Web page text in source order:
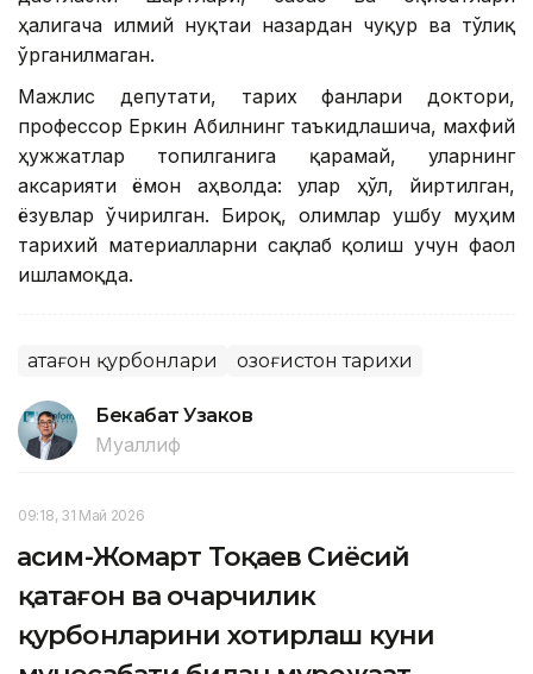
ҳалигача илмий нуқтаи назардан чуқур ва тўлиқ
ўрганилмаган.
Мажлис депутати, тарих фанлари доктори,
профессор Еркин Абилнинг таъкидлашича, махфий
ҳужжатлар топилганига қарамай, уларнинг
аксарияти ёмон аҳволда: улар ҳўл, йиртилган,
ёзувлар ўчирилган. Бироқ, олимлар ушбу муҳим
тарихий материалларни сақлаб қолиш учун фаол
ишламоқда.
Қатағон қурбонлари Қозоғистон тарихи
Бекабат Узаков
Муаллиф
09:18, 31 Май 2026
Қасим-Жомарт Тоқаев Сиёсий
қатағон ва очарчилик
қурбонларини хотирлаш куни